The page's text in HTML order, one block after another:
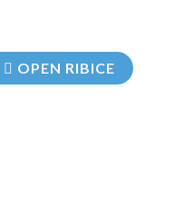
OPEN RIBICE